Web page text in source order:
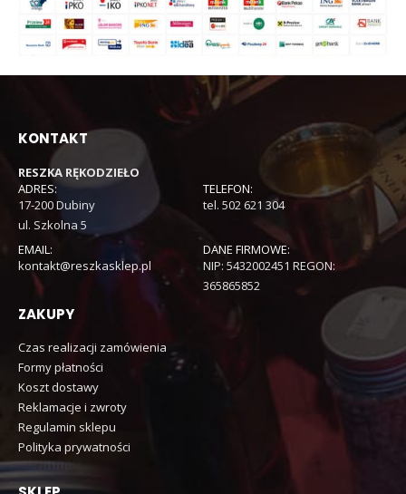
KONTAKT
RESZKA RĘKODZIEŁO
ADRES:
17-200 Dubiny
ul. Szkolna 5
TELEFON:
tel. 502 621 304
EMAIL:
kontakt@reszkasklep.pl
DANE FIRMOWE:
NIP: 5432002451 REGON:
365865852
ZAKUPY
Czas realizacji zamówienia
Formy płatności
Koszt dostawy
Reklamacje i zwroty
Regulamin sklepu
Polityka prywatności